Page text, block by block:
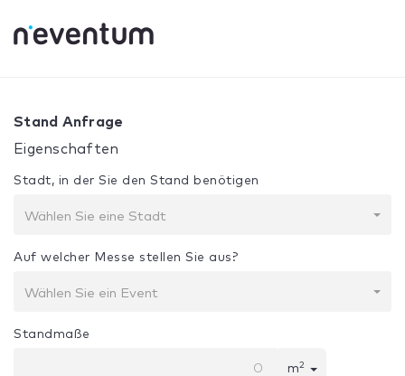
Ihre Auswahl: Design + Bau
Stand Anfrage
Eigenschaften
Stadt, in der Sie den Stand benötigen
Wählen Sie eine Stadt
Auf welcher Messe stellen Sie aus?
Wählen Sie ein Event
Standmaße
m2